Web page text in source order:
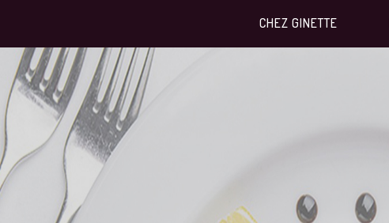
CHEZ GINETTE